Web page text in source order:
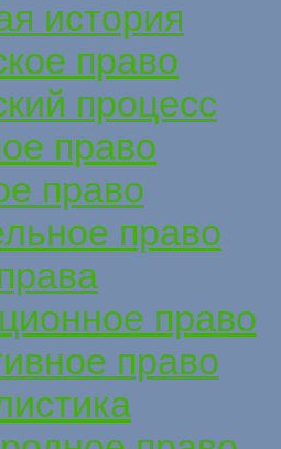
история
право
процесс
право
право
право
право
право